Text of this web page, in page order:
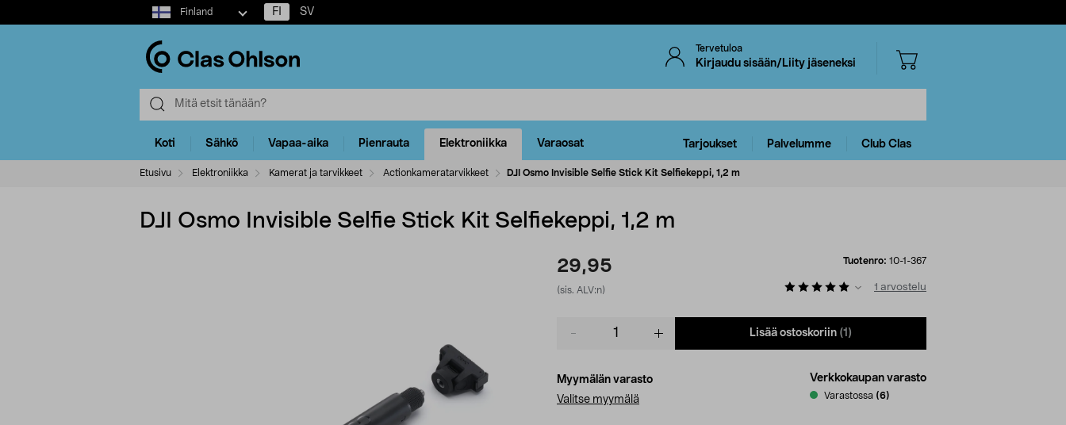
Select
market
Finland FI SV
Tervetuloa
Kirjaudu sisään/Liity jäseneksi
Koti Sähkö Vapaa-aika Pienrauta Elektroniikka Varaosat Tarjoukset Palvelumme Club Clas
Etusivu Elektroniikka Kamerat ja tarvikkeet Actionkameratarvikkeet DJI Osmo Invisible Selfie Stick Kit Selfiekeppi, 1,2 m
DJI Osmo Invisible Selfie Stick Kit Selfiekeppi, 1,2 m
29,95
(sis. ALV:n)
Tuotenro: 10-1-367
1 arvostelu
Lisää ostoskoriin (1)
Myymälän varasto
Valitse myymälä
Verkkokaupan varasto
Varastossa (6)